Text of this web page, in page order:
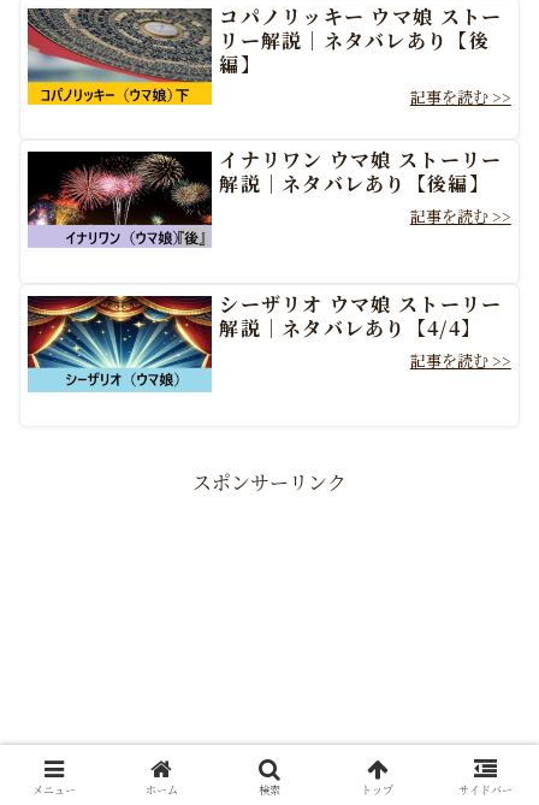
コパノリッキー ウマ娘 ストー
リー解説｜ネタバレあり【後
編】
イナリワン ウマ娘 ストーリー
解説｜ネタバレあり【後編】
シーザリオ ウマ娘 ストーリー
解説｜ネタバレあり【4/4】
スポンサーリンク
メニュー ホーム 検索 トップ サイドバー